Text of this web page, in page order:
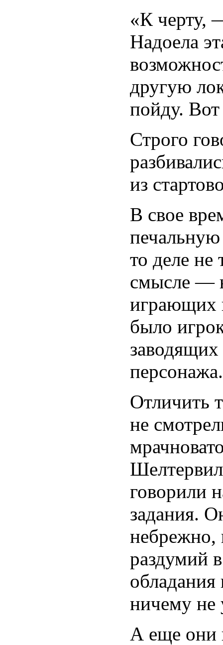
«К черту,
Надоела
другую
пойду. Вот
Строго
из
В свое
то деле
смысле —
играющих
было
заводящих
Отличить
не
говорили
задания.
небрежно,
раздумий
ничему не
А еще они